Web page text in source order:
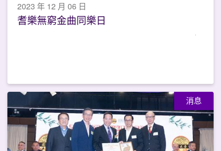
2023 年 12 月 06 日
耆樂無窮金曲同樂日
消息